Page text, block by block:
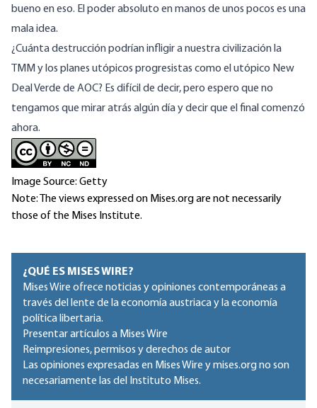
bueno en eso. El poder absoluto en manos de unos pocos es una
mala idea.
¿Cuánta destrucción podrían infligir a nuestra civilización la
TMM y los planes utópicos progresistas como el utópico New
Deal Verde de AOC? Es difícil de decir, pero espero que no
tengamos que mirar atrás algún día y decir que el final comenzó
ahora.
Image Source: Getty
Note: The views expressed on Mises.org are not necessarily
those of the Mises Institute.
¿QUÉ ES MISES WIRE?
Mises Wire ofrece noticias y opiniones contemporáneas a
través del lente de la economía austriaca y la economía
política libertaria.
Presentar artículos a Mises Wire
Reimpresiones, permisos y derechos de autor
Las opiniones expresadas en Mises Wire y mises.org no son
necesariamente las del Instituto Mises.